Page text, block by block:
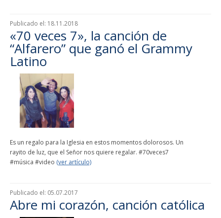
Publicado el: 18.11.2018
«70 veces 7», la canción de
“Alfarero” que ganó el Grammy
Latino
Es un regalo para la Iglesia en estos momentos dolorosos. Un
rayito de luz, que el Señor nos quiere regalar. #70veces7
#música #video (ver artículo)
Publicado el: 05.07.2017
Abre mi corazón, canción católica